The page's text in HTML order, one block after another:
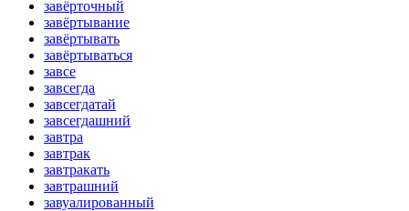
завёрточный
завёртывание
завёртывать
завёртываться
завсе
завсегда
завсегдатай
завсегдашний
завтра
завтрак
завтракать
завтрашний
завуалированный